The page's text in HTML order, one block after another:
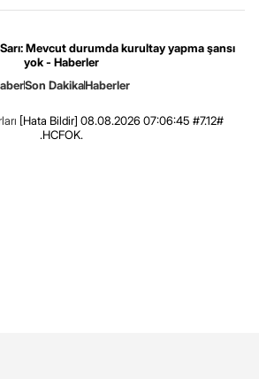
Mevcut durumda kurultay yapma şansı
yok - Haberler
Son DakikaHaberler
[Hata Bildir] 08.08.2026 07:06:45 #7.12#
.HCFOK.